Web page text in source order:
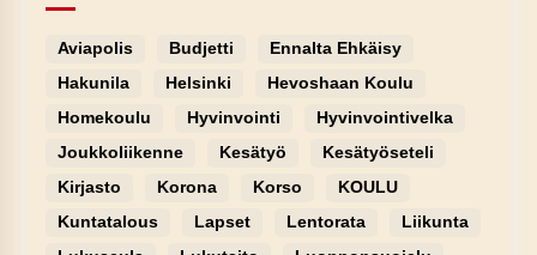
Aviapolis Budjetti
Ennalta Ehkäisy
Hakunila
Helsinki
Hevoshaan Koulu
Homekoulu
Hyvinvointi
Hyvinvointivelka
Joukkoliikenne
Kesätyö
Kesätyöseteli
Kirjasto
Korona Korso
KOULU
Kuntatalous
Lapset Lentorata
Liikunta